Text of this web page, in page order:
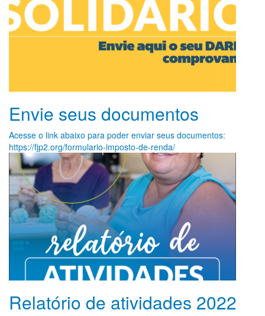
Envie seus documentos
Acesse o link abaixo para poder enviar seus documentos:
https://fjp2.org/formulario-imposto-de-renda/
Relatório de atividades 2022